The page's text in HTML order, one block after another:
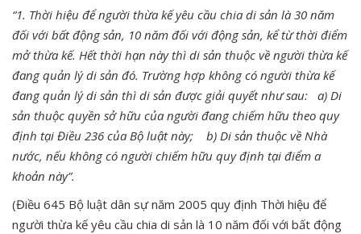
“1. Thời hiệu để người thừa kế yêu cầu chia di sản là 30 năm
đối với bất động sản, 10 năm đối với động sản, kể từ thời điểm
mở thừa kế. Hết thời hạn này thì di sản thuộc về người thừa kế
đang quản lý di sản đó. Trường hợp không có người thừa kế
đang quản lý di sản thì di sản được giải quyết như sau: a) Di
sản thuộc quyền sở hữu của người đang chiếm hữu theo quy
định tại Điều 236 của Bộ luật này; b) Di sản thuộc về Nhà
nước, nếu không có người chiếm hữu quy định tại điểm a
khoản này”.
(Điều 645 Bộ luật dân sự năm 2005 quy định Thời hiệu để
người thừa kế yêu cầu chia di sản là 10 năm đối với bất động